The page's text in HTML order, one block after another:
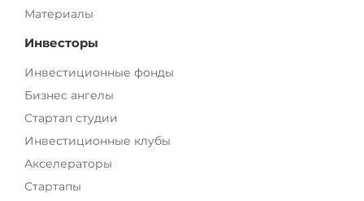
Материалы
Инвесторы
Инвестиционные фонды
Бизнес ангелы
Стартап студии
Инвестиционные клубы
Акселераторы
Стартапы